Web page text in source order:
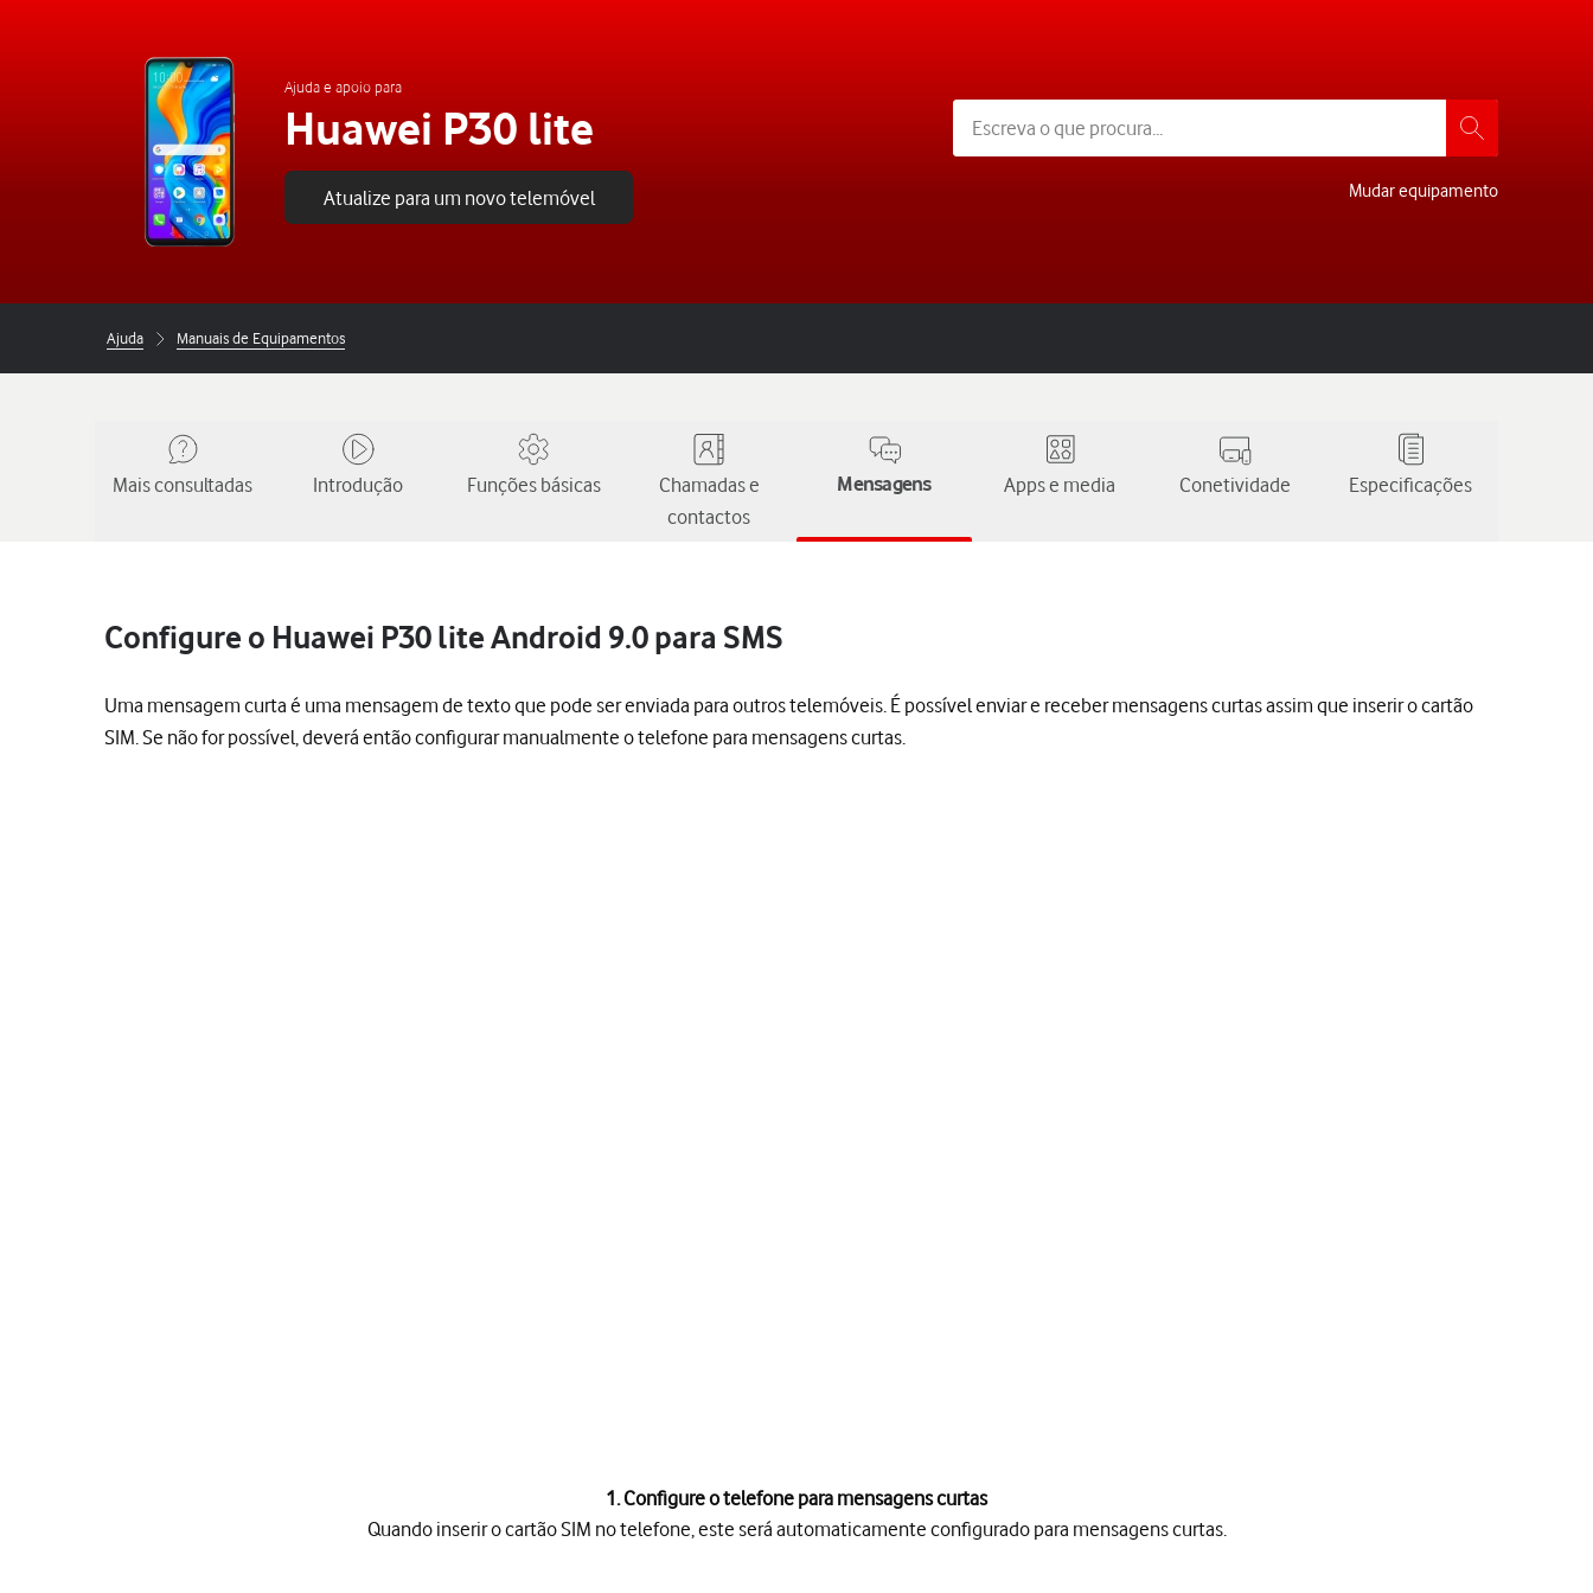
Ajuda e apoio para
Huawei P30 lite
Atualize para um novo telemóvel Mudar equipamento
Ajuda Manuais de Equipamentos
Mais consultadas Introdução Funções básicas
Chamadas e
contactos
Mensagens Apps e media Conetividade Especificações
Configure o Huawei P30 lite Android 9.0 para SMS
Uma mensagem curta é uma mensagem de texto que pode ser enviada para outros telemóveis. É possível enviar e receber mensagens curtas assim que inserir o cartão
SIM. Se não for possível, deverá então configurar manualmente o telefone para mensagens curtas.
1. Configure o telefone para mensagens curtas
Quando inserir o cartão SIM no telefone, este será automaticamente configurado para mensagens curtas.